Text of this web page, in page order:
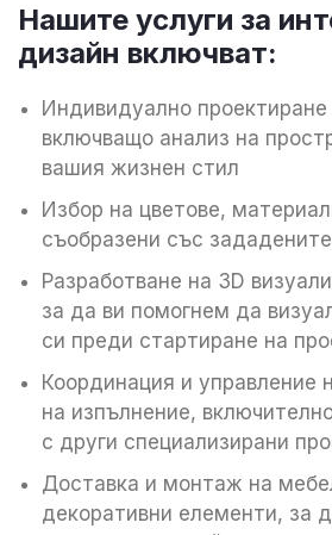
Нашите услуги за
дизайн включват:
Индивидуално
включващо анализ на
вашия жизнен стил
Избор на цветове,
съобразени със
Разработване на 3D
за да ви помогнем да
си преди стартиране на
Координация и управление
на изпълнение,
с други специализирани
Доставка и монтаж на
декоративни елементи, за